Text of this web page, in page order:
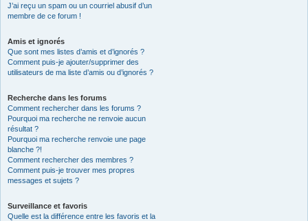
J’ai reçu un spam ou un courriel abusif d’un
membre de ce forum !
Amis et ignorés
Que sont mes listes d’amis et d’ignorés ?
Comment puis-je ajouter/supprimer des
utilisateurs de ma liste d’amis ou d’ignorés ?
Recherche dans les forums
Comment rechercher dans les forums ?
Pourquoi ma recherche ne renvoie aucun
résultat ?
Pourquoi ma recherche renvoie une page
blanche ?!
Comment rechercher des membres ?
Comment puis-je trouver mes propres
messages et sujets ?
Surveillance et favoris
Quelle est la différence entre les favoris et la